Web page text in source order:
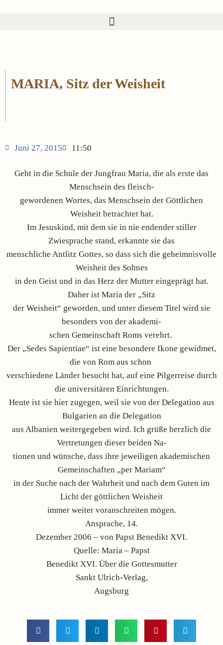
MARIA, Sitz der Weisheit
Juni 27, 2015 11:50
Geht in die Schule der Jungfrau Maria, die als erste das
Menschsein des fleisch-
gewordenen Wortes, das Menschsein der Göttlichen
Weisheit betrachtet hat.
Im Jesuskind, mit dem sie in nie endender stiller
Zwiesprache stand, erkannte sie das
menschliche Antlitz Gottes, so dass sich die geheimnisvolle
Weisheit des Sohnes
in den Geist und in das Herz der Mutter eingeprägt hat.
Daher ist Maria der „Sitz
der Weisheit“ geworden, und unter diesem Titel wird sie
besonders von der akademi-
schen Gemeinschaft Roms verehrt.
Der „Sedes Sapientiae“ ist eine besondere Ikone gewidmet,
die von Rom aus schon
verschiedene Länder besucht hat, auf eine Pilgerreise durch
die universitären Einrichtungen.
Heute ist sie hier zugegen, weil sie von der Delegation aus
Bulgarien an die Delegation
aus Albanien weitergegeben wird. Ich grüße herzlich die
Vertretungen dieser beiden Na-
tionen und wünsche, dass ihre jeweiligen akademischen
Gemeinschaften „per Mariam“
in der Suche nach der Wahrheit und nach dem Guten im
Licht der göttlichen Weisheit
immer weiter voranschreiten mögen.
Ansprache, 14.
Dezember 2006 – von Papst Benedikt XVI.
Quelle: Maria – Papst
Benedikt XVI. Über die Gottesmutter
Sankt Ulrich-Verlag,
Augsburg